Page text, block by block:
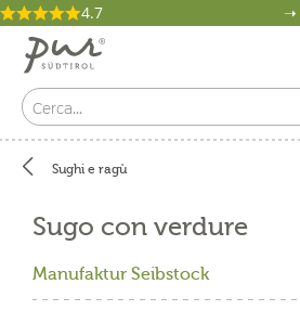
4.7 ➝
Sughi e ragù
Sugo con verdure
Manufaktur Seibstock